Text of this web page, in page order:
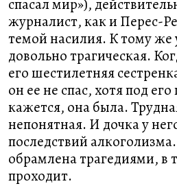
спасал мир»),
журналист, как и Перес-
темой насилия. К тому же
довольно трагическая.
его шестилетняя
он ее не спас, хотя под
кажется, она была.
непонятная. И дочка у
последствий
обрамлена трагедиями, в
проходит.